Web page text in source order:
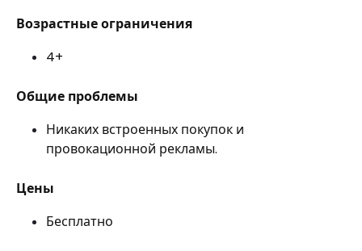
Возрастные ограничения
4+
Общие проблемы
Никаких встроенных покупок и
провокационной рекламы.
Цены
Бесплатно